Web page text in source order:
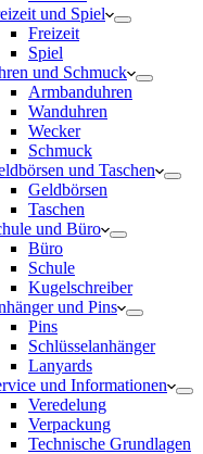
und Spiel
Freizeit
Spiel
und Schmuck
Armbanduhren
Wanduhren
Wecker
Schmuck
und Taschen
Geldbörsen
Taschen
und Büro
Büro
Schule
Kugelschreiber
und Pins
Pins
Schlüsselanhänger
Lanyards
und Informationen
Veredelung
Verpackung
Technische Grundlagen